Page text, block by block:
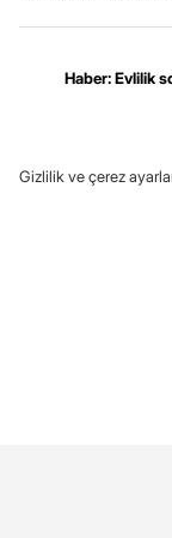
Haber: Evlilik
Gizlilik ve çerez